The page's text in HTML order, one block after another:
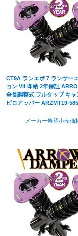
CT9A ランエボ 7 ランサー
ョン VII 即納 2年保証
全長調整式 フルタップ キャ
ピロアッパー ARZMT19-
メーカー希望小売価